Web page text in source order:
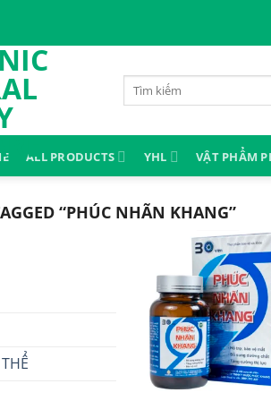
Search
for:
ALL PRODUCTS YHL VẬT PHẨM
“PHÚC NHÃN KHANG”